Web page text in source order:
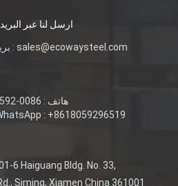
ارسل لنا عبر
بريد إلكتروني : sales@ecowaysteel.com
هاتف : 0086-592-5097292
: +8618059296519
6 Haiguang Bldg. No. 33,
Siming, Xiamen China 361001